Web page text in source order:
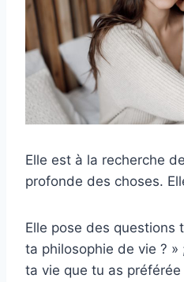
Elle est à la recherche
profonde des choses.
Elle pose des questions
ta philosophie de vie ? »
ta vie que tu as